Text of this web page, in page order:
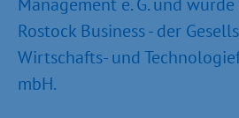
Rostock Business - der
Wirtschafts- und
mbH.